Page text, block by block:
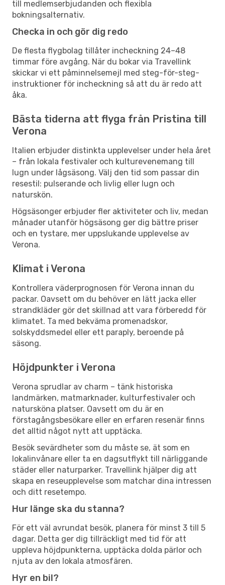
till medlemserbjudanden och flexibla
bokningsalternativ.
Checka in och gör dig redo
De flesta flygbolag tillåter incheckning 24–48
timmar före avgång. När du bokar via Travellink
skickar vi ett påminnelsemejl med steg-för-steg-
instruktioner för incheckning så att du är redo att
åka.
Bästa tiderna att flyga från Pristina till
Verona
Italien erbjuder distinkta upplevelser under hela året
– från lokala festivaler och kulturevenemang till
lugn under lågsäsong. Välj den tid som passar din
resestil: pulserande och livlig eller lugn och
naturskön.
Högsäsonger erbjuder fler aktiviteter och liv, medan
månader utanför högsäsong ger dig bättre priser
och en tystare, mer uppslukande upplevelse av
Verona.
Klimat i Verona
Kontrollera väderprognosen för Verona innan du
packar. Oavsett om du behöver en lätt jacka eller
strandkläder gör det skillnad att vara förberedd för
klimatet. Ta med bekväma promenadskor,
solskyddsmedel eller ett paraply, beroende på
säsong.
Höjdpunkter i Verona
Verona sprudlar av charm – tänk historiska
landmärken, matmarknader, kulturfestivaler och
natursköna platser. Oavsett om du är en
förstagångsbesökare eller en erfaren resenär finns
det alltid något nytt att upptäcka.
Besök sevärdheter som du måste se, ät som en
lokalinvånare eller ta en dagsutflykt till närliggande
städer eller naturparker. Travellink hjälper dig att
skapa en reseupplevelse som matchar dina intressen
och ditt resetempo.
Hur länge ska du stanna?
För ett väl avrundat besök, planera för minst 3 till 5
dagar. Detta ger dig tillräckligt med tid för att
uppleva höjdpunkterna, upptäcka dolda pärlor och
njuta av den lokala atmosfären.
Hyr en bil?